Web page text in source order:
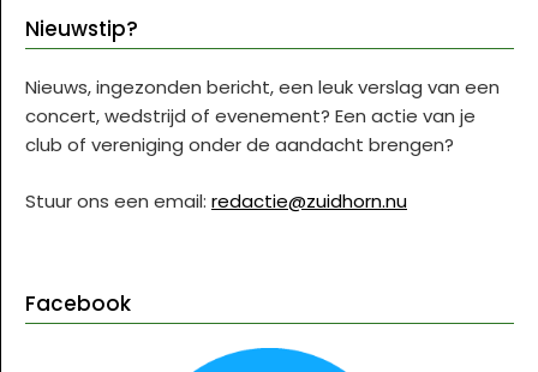
Nieuwstip?
Nieuws, ingezonden bericht, een leuk verslag van een
concert, wedstrijd of evenement? Een actie van je
club of vereniging onder de aandacht brengen?
Stuur ons een email: redactie@zuidhorn.nu
Facebook